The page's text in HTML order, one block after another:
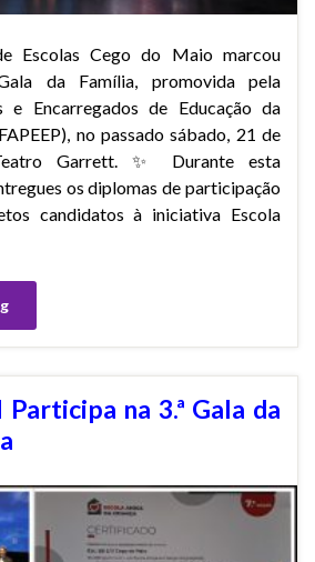
Escolas Cego do Maio marcou
da Família, promovida pela
e Encarregados de Educação da
no passado sábado, 21 de
Garrett. ✨ Durante esta
os diplomas de participação
candidatos à iniciativa Escola
Participa na 3.ª Gala da